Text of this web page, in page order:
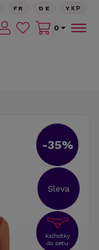
FR DE YКР
0
-35%
Sleva
kalhotky
do setu